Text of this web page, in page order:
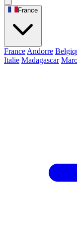
France
France Andorre
Italie Madagascar